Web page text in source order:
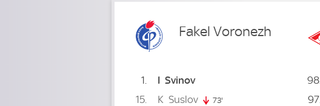
Fakel Voronezh
1 I Svinov
15
K Suslov 73'
98
97